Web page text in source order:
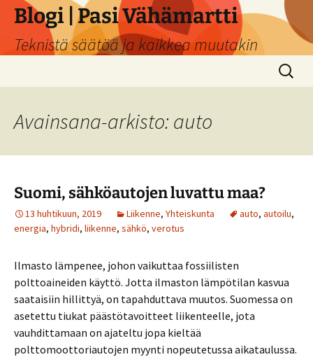
Siirry
sisältöön
Blogi | Pasi Vähämartti
Teknistä säätöä ja kaikkea muutakin
Haku:
Avainsana-arkisto: auto
Suomi, sähköautojen luvattu maa?
13 huhtikuun, 2019 Liikenne, Yhteiskunta auto, autoilu,
energia, hybridi, liikenne, sähkö, verotus
Ilmasto lämpenee, johon vaikuttaa fossiilisten
polttoaineiden käyttö. Jotta ilmaston lämpötilan kasvua
saataisiin hillittyä, on tapahduttava muutos. Suomessa on
asetettu tiukat päästötavoitteet liikenteelle, jota
vauhdittamaan on ajateltu jopa kieltää
polttomoottoriautojen myynti nopeutetussa aikataulussa.